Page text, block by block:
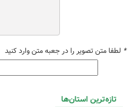
* لطفا متن تصویر را در جعبه متن وارد کنید
تازه‌ترین استان‌ها